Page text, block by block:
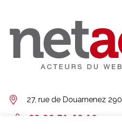
27, rue de Douarnenez
02 98 51 42 19